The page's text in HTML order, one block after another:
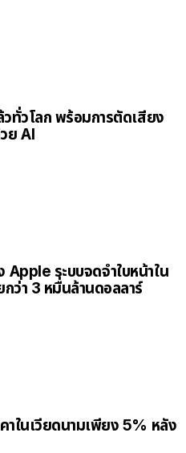
ทั่วโลก พร้อมการตัดเสียง
ย AI
ระบบจดจำใบหน้าใน
ว่า 3 หมื่นล้านดอลลาร์
ในเวียดนามเพียง 5% หลัง